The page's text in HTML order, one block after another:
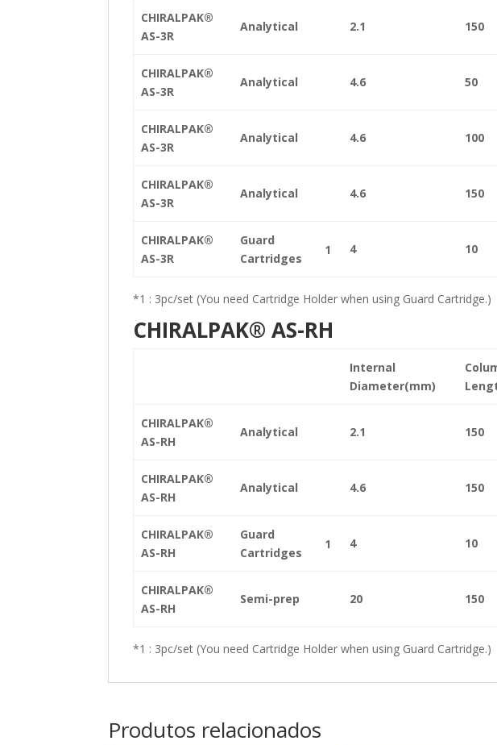
CHIRALPAK®
AS-3R
Analytical 2.1 150
CHIRALPAK®
AS-3R
Analytical 4.6 50
CHIRALPAK®
AS-3R
Analytical 4.6 100
CHIRALPAK®
AS-3R
Analytical 4.6 150
CHIRALPAK®
AS-3R
Guard
Cartridges
1 4 10
*1 : 3pc/set (You need Cartridge Holder when using Guard Cartridge.)
CHIRALPAK® AS-RH
Internal
Diameter(mm)
CHIRALPAK®
AS-RH
Analytical 2.1 150
CHIRALPAK®
AS-RH
Analytical 4.6 150
CHIRALPAK®
AS-RH
Guard
Cartridges
1 4 10
CHIRALPAK®
AS-RH
Semi-prep 20 150
*1 : 3pc/set (You need Cartridge Holder when using Guard Cartridge.)
Produtos relacionados